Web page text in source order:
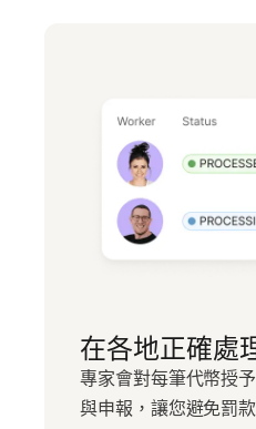
在各地正確處
專家會對每筆代幣授
與申報，讓您避免罰